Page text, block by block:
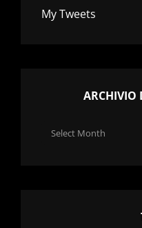
My Tweets
ARCHIVIO
Archivio